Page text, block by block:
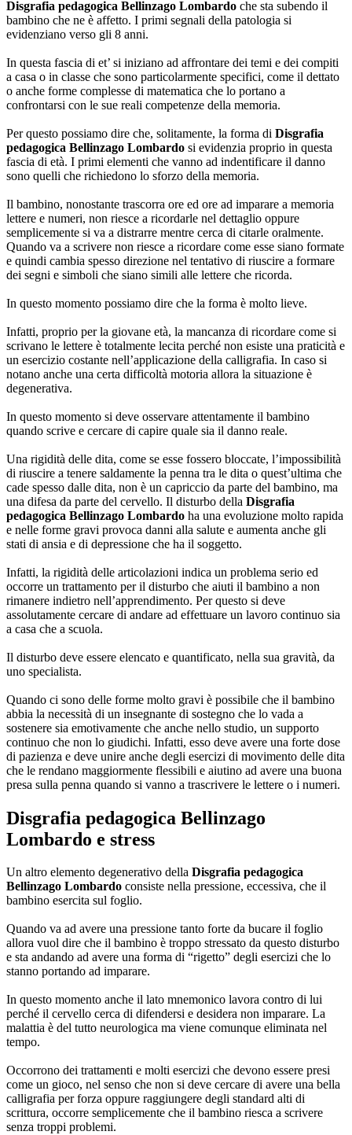
Disgrafia pedagogica Bellinzago Lombardo che sta subendo il
bambino che ne è affetto. I primi segnali della patologia si
evidenziano verso gli 8 anni.
In questa fascia di et’ si iniziano ad affrontare dei temi e dei compiti
a casa o in classe che sono particolarmente specifici, come il dettato
o anche forme complesse di matematica che lo portano a
confrontarsi con le sue reali competenze della memoria.
Per questo possiamo dire che, solitamente, la forma di Disgrafia
pedagogica Bellinzago Lombardo si evidenzia proprio in questa
fascia di età. I primi elementi che vanno ad indentificare il danno
sono quelli che richiedono lo sforzo della memoria.
Il bambino, nonostante trascorra ore ed ore ad imparare a memoria
lettere e numeri, non riesce a ricordarle nel dettaglio oppure
semplicemente si va a distrarre mentre cerca di citarle oralmente.
Quando va a scrivere non riesce a ricordare come esse siano formate
e quindi cambia spesso direzione nel tentativo di riuscire a formare
dei segni e simboli che siano simili alle lettere che ricorda.
In questo momento possiamo dire che la forma è molto lieve.
Infatti, proprio per la giovane età, la mancanza di ricordare come si
scrivano le lettere è totalmente lecita perché non esiste una praticità e
un esercizio costante nell’applicazione della calligrafia. In caso si
notano anche una certa difficoltà motoria allora la situazione è
degenerativa.
In questo momento si deve osservare attentamente il bambino
quando scrive e cercare di capire quale sia il danno reale.
Una rigidità delle dita, come se esse fossero bloccate, l’impossibilità
di riuscire a tenere saldamente la penna tra le dita o quest’ultima che
cade spesso dalle dita, non è un capriccio da parte del bambino, ma
una difesa da parte del cervello. Il disturbo della Disgrafia
pedagogica Bellinzago Lombardo ha una evoluzione molto rapida
e nelle forme gravi provoca danni alla salute e aumenta anche gli
stati di ansia e di depressione che ha il soggetto.
Infatti, la rigidità delle articolazioni indica un problema serio ed
occorre un trattamento per il disturbo che aiuti il bambino a non
rimanere indietro nell’apprendimento. Per questo si deve
assolutamente cercare di andare ad effettuare un lavoro continuo sia
a casa che a scuola.
Il disturbo deve essere elencato e quantificato, nella sua gravità, da
uno specialista.
Quando ci sono delle forme molto gravi è possibile che il bambino
abbia la necessità di un insegnante di sostegno che lo vada a
sostenere sia emotivamente che anche nello studio, un supporto
continuo che non lo giudichi. Infatti, esso deve avere una forte dose
di pazienza e deve unire anche degli esercizi di movimento delle dita
che le rendano maggiormente flessibili e aiutino ad avere una buona
presa sulla penna quando si vanno a trascrivere le lettere o i numeri.
Disgrafia pedagogica Bellinzago
Lombardo e stress
Un altro elemento degenerativo della Disgrafia pedagogica
Bellinzago Lombardo consiste nella pressione, eccessiva, che il
bambino esercita sul foglio.
Quando va ad avere una pressione tanto forte da bucare il foglio
allora vuol dire che il bambino è troppo stressato da questo disturbo
e sta andando ad avere una forma di “rigetto” degli esercizi che lo
stanno portando ad imparare.
In questo momento anche il lato mnemonico lavora contro di lui
perché il cervello cerca di difendersi e desidera non imparare. La
malattia è del tutto neurologica ma viene comunque eliminata nel
tempo.
Occorrono dei trattamenti e molti esercizi che devono essere presi
come un gioco, nel senso che non si deve cercare di avere una bella
calligrafia per forza oppure raggiungere degli standard alti di
scrittura, occorre semplicemente che il bambino riesca a scrivere
senza troppi problemi.